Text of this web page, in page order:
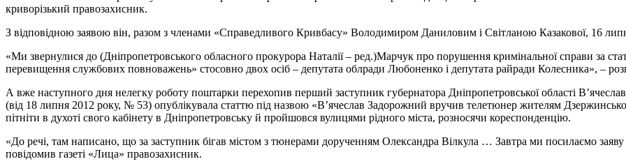
криворізький правозахисник.
З відповідною заявою він, разом з членами «Справедливого Кривбасу» Володимиром Даниловим і Світланою Казакової, 16
«Ми звернулися до (Дніпропетровського обласного прокурора Наталії – ред.)Марчук про порушення кримінальної справи за
перевищення службових повноважень» стосовно двох осіб – депутата облради Любоненко і депутата райради Колесника», –
А вже наступного дня нелегку роботу поштарки перехопив перший заступник губернатора Дніпропетровської області
(від 18 липня 2012 року, № 53) опублікувала статтю під назвою «В’ячеслав Задорожний вручив телетюнер жителям
пітніти в духоті свого кабінету в Дніпропетровську й пройшовся вулицями рідного міста, розносячи кореспонденцію.
«До речі, там написано, що за заступник бігав містом з тюнерами дорученням Олександра Вілкула … Завтра ми посилаємо
повідомив газеті «Лица» правозахисник.